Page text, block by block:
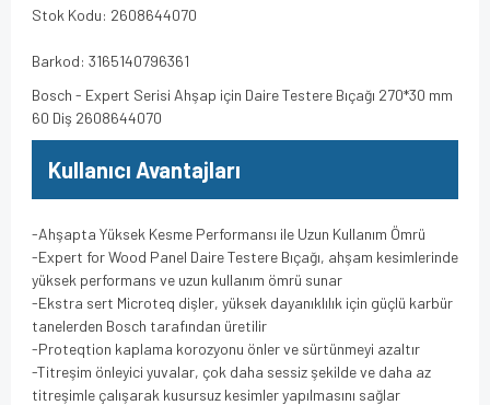
Stok Kodu: 2608644070
Barkod: 3165140796361
Bosch - Expert Serisi Ahşap için Daire Testere Bıçağı 270*30 mm
60 Diş 2608644070
Kullanıcı Avantajları
-Ahşapta Yüksek Kesme Performansı ile Uzun Kullanım Ömrü
-Expert for Wood Panel Daire Testere Bıçağı, ahşam kesimlerinde
yüksek performans ve uzun kullanım ömrü sunar
-Ekstra sert Microteq dişler, yüksek dayanıklılık için güçlü karbür
tanelerden Bosch tarafından üretilir
-Proteqtion kaplama korozyonu önler ve sürtünmeyi azaltır
-Titreşim önleyici yuvalar, çok daha sessiz şekilde ve daha az
titreşimle çalışarak kusursuz kesimler yapılmasını sağlar